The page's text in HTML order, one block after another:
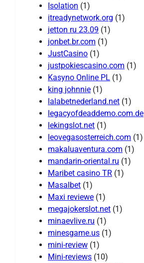
Isolation (1)
itreadynetwork.org (1)
jetton ru 23.09 (1)
jonbet.br.com (1)
JustCasino (1)
justpokiescasino.com (1)
Kasyno Online PL (1)
king johnnie (1)
lalabetnederland.net (1)
legacyofdeaddemo.com.de
lekingslot.net (1)
leovegasosterreich.com (1)
makaluaventura.com (1)
mandarin-oriental.ru (1)
Maribet casino TR (1)
Masalbet (1)
Maxi reviewe (1)
megajokerslot.net (1)
minaevlive.ru (1)
minesgame.us (1)
mini-review (1)
Mini-reviews (10)